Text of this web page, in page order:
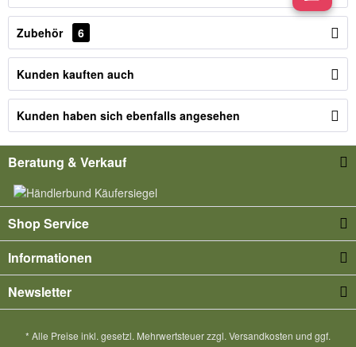
Zubehör 6
Kunden kauften auch
Kunden haben sich ebenfalls angesehen
Beratung & Verkauf
Shop Service
Informationen
Newsletter
* Alle Preise inkl. gesetzl. Mehrwertsteuer zzgl. Versandkosten und ggf.